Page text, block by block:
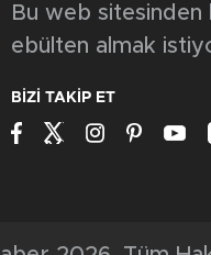
Bu web sitesinden
ebülten almak
BİZİ TAKİP ET